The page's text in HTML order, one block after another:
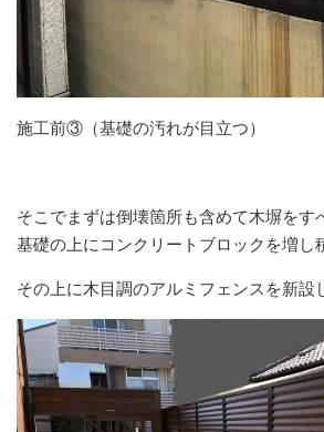
施工前③（基礎の汚れが目立つ）
そこでまずは倒壊箇所も含めて木塀をす
基礎の上にコンクリートブロックを増し
その上に木目調のアルミフェンスを新設